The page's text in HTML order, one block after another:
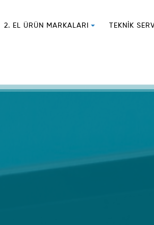
2. EL ÜRÜN MARKALARI TEKNIK